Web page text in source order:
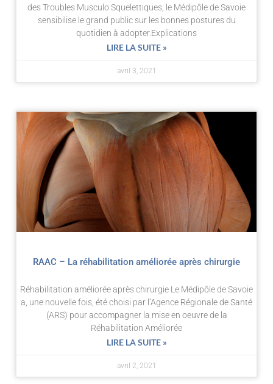
des Troubles Musculo Squelettiques, le Médipôle de Savoie
sensibilise le grand public sur les bonnes postures du
quotidien à adopter.Explications
LIRE LA SUITE »
avril 3, 2021
RAAC – La réhabilitation améliorée après chirurgie
Réhabilitation améliorée après chirurgie Le Médipôle de Savoie
a, une nouvelle fois, été choisi par l’Agence Régionale de Santé
(ARS) pour accompagner la mise en oeuvre de la
Réhabilitation Améliorée
LIRE LA SUITE »
avril 2, 2021